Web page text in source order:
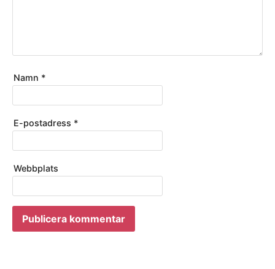
Namn *
E-postadress *
Webbplats